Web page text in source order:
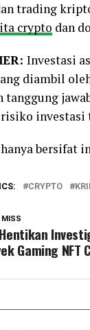
trading
crypto dan
Investasi
diambil
tanggung
risiko investasi
bersifat
CRYPTO
MISS
Hentikan
Gaming NFT